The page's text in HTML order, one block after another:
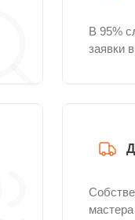
В 95%
заявки